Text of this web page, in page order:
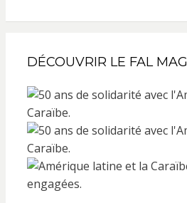
DÉCOUVRIR LE FAL MAG